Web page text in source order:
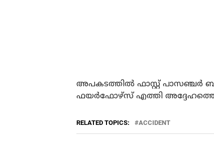
അപകടത്തില്‍ ഫാസ്റ്റ് പാസഞ്ചര്‍
ഫയര്‍ഫോഴ്സ് എത്തി അദ്ദേഹത്തെ
RELATED TOPICS: ACCIDENT